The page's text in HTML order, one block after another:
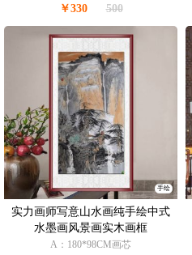
￥330 500
手绘
实力画师写意山水画纯手绘中式
水墨画风景画实木画框
A：180*98CM画芯